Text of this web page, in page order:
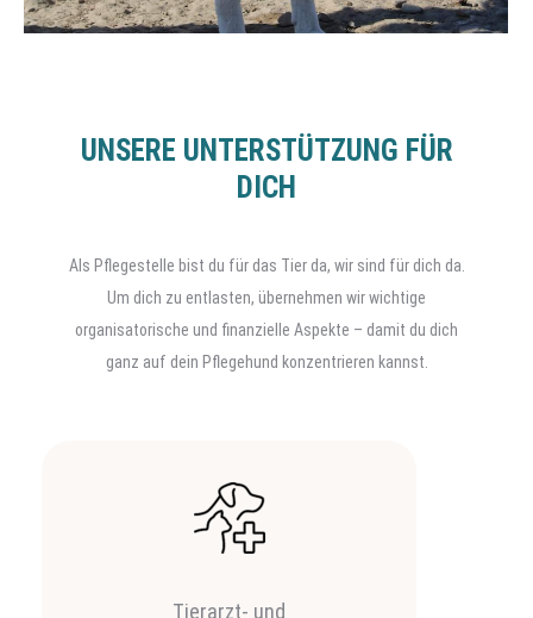
UNSERE UNTERSTÜTZUNG FÜR
DICH
Als Pflegestelle bist du für das Tier da, wir sind für dich da.
Um dich zu entlasten, übernehmen wir wichtige
organisatorische und finanzielle Aspekte – damit du dich
ganz auf dein Pflegehund konzentrieren kannst.
Tierarzt- und